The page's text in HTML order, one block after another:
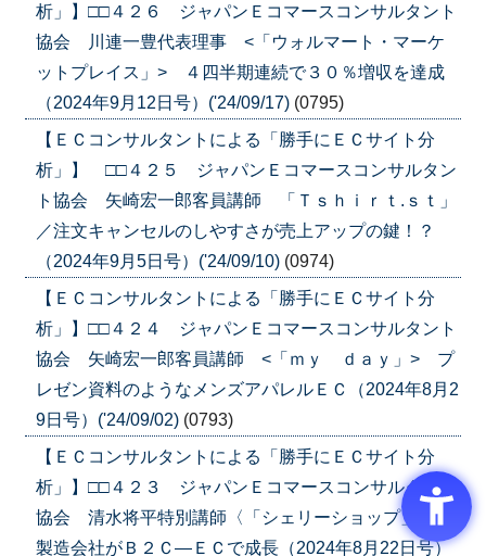
析」】□□４２６ ジャパンＥコマースコンサルタント
協会 川連一豊代表理事 <「ウォルマート・マーケ
ットプレイス」> ４四半期連続で３０％増収を達成
（2024年9月12日号）('24/09/17) (0795)
【ＥＣコンサルタントによる「勝手にＥＣサイト分
析」】 □□４２５ ジャパンＥコマースコンサルタン
ト協会 矢崎宏一郎客員講師 「Ｔｓｈｉｒｔ.ｓｔ」
／注文キャンセルのしやすさが売上アップの鍵！？
（2024年9月5日号）('24/09/10) (0974)
【ＥＣコンサルタントによる「勝手にＥＣサイト分
析」】□□４２４ ジャパンＥコマースコンサルタント
協会 矢崎宏一郎客員講師 <「ｍｙ ｄａｙ」> プ
レゼン資料のようなメンズアパレルＥＣ（2024年8月2
9日号）('24/09/02) (0793)
【ＥＣコンサルタントによる「勝手にＥＣサイト分
析」】□□４２３ ジャパンＥコマースコンサルタント
協会 清水将平特別講師〈「シェリーショップ」〉／
製造会社がＢ２Ｃ―ＥＣで成長（2024年8月22日号）